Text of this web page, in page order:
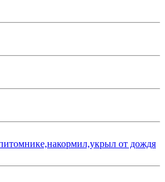
от дождя